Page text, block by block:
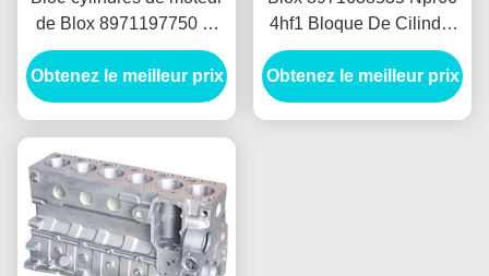
de Blox 8971197750 8-
97163853-5 8971638535
Npr66 4hf1 Bloque De
Cilindro
Obtenez le meilleur prix
4hf1 Bloque De Cilindro
Blox avec la préférence
élevée
Obtenez le meilleur prix